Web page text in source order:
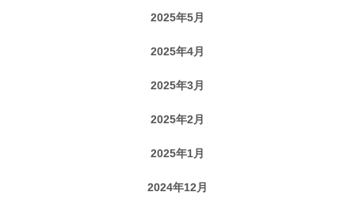
2025年5月
2025年4月
2025年3月
2025年2月
2025年1月
2024年12月